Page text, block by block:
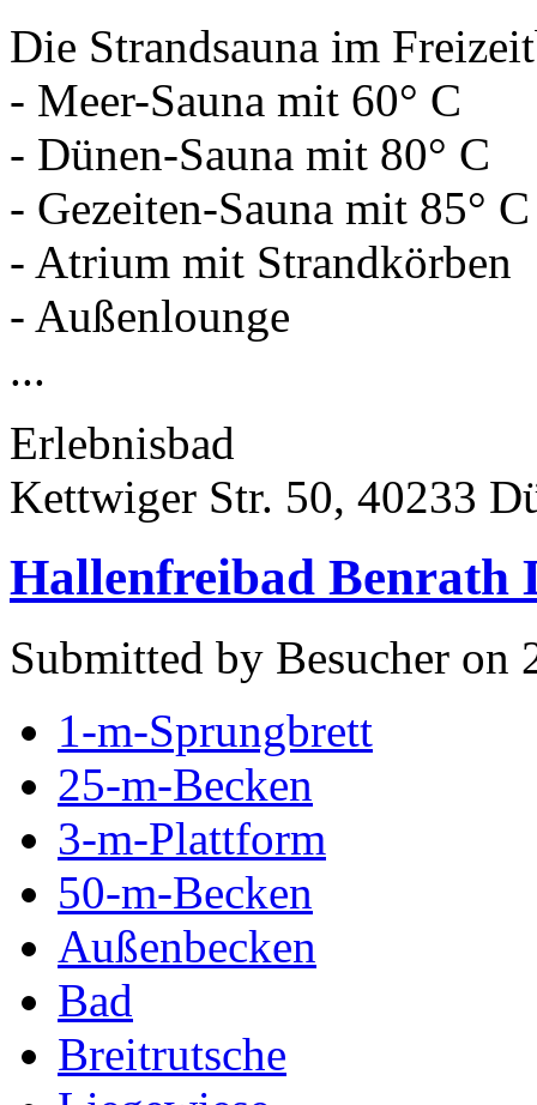
Die Strandsauna im
- Meer-Sauna mit 60° C
- Dünen-Sauna mit 80° C
- Gezeiten-Sauna mit 85° C
- Atrium mit Strandkörben
- Außenlounge
...
Erlebnisbad
Kettwiger Str. 50, 40233
Hallenfreibad Benrath
Submitted by Besucher on
1-m-Sprungbrett
25-m-Becken
3-m-Plattform
50-m-Becken
Außenbecken
Bad
Breitrutsche